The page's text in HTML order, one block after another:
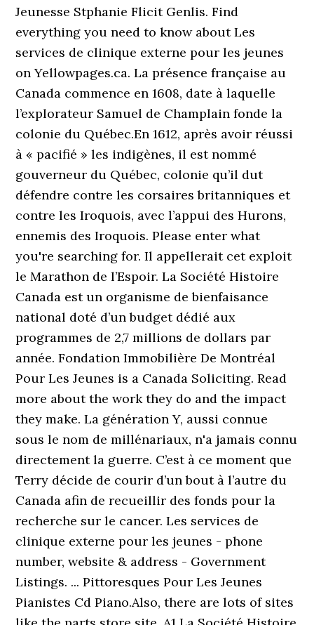
Jeunesse Stphanie Flicit Genlis. Find
everything you need to know about Les
services de clinique externe pour les jeunes
on Yellowpages.ca. La présence française au
Canada commence en 1608, date à laquelle
l’explorateur Samuel de Champlain fonde la
colonie du Québec.En 1612, après avoir réussi
à « pacifié » les indigènes, il est nommé
gouverneur du Québec, colonie qu’il dut
défendre contre les corsaires britanniques et
contre les Iroquois, avec l’appui des Hurons,
ennemis des Iroquois. Please enter what
you're searching for. Il appellerait cet exploit
le Marathon de l’Espoir. La Société Histoire
Canada est un organisme de bienfaisance
national doté d’un budget dédié aux
programmes de 2,7 millions de dollars par
année. Fondation Immobilière De Montréal
Pour Les Jeunes is a Canada Soliciting. Read
more about the work they do and the impact
they make. La génération Y, aussi connue
sous le nom de millénariaux, n'a jamais connu
directement la guerre. C’est à ce moment que
Terry décide de courir d’un bout à l’autre du
Canada afin de recueillir des fonds pour la
recherche sur le cancer. Les services de
clinique externe pour les jeunes - phone
number, website & address - Government
Listings. ... Pittoresques Pour Les Jeunes
Pianistes Cd Piano.Also, there are lots of sites